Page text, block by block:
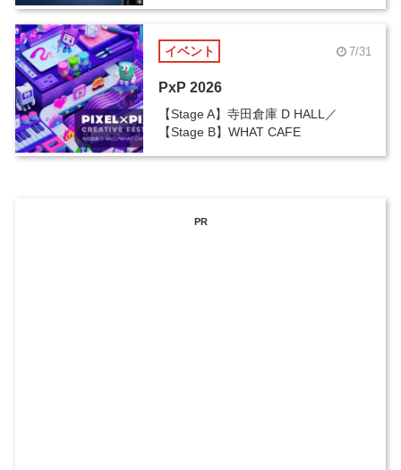
イベント 7/31
PxP 2026
【Stage A】寺田倉庫 D HALL／
【Stage B】WHAT CAFE
PR